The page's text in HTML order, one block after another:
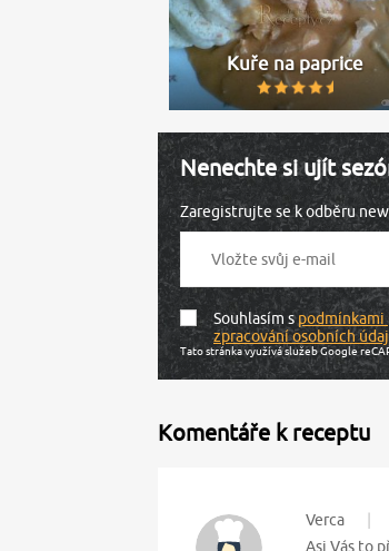
Kuře na paprice
Nenechte si ujít
Zaregistrujte se k odběru
Souhlasím spodmínkami
zpracování osobních
Tato stránka využívá služeb Google
Komentáře k receptu
Verca
Asi Vás to